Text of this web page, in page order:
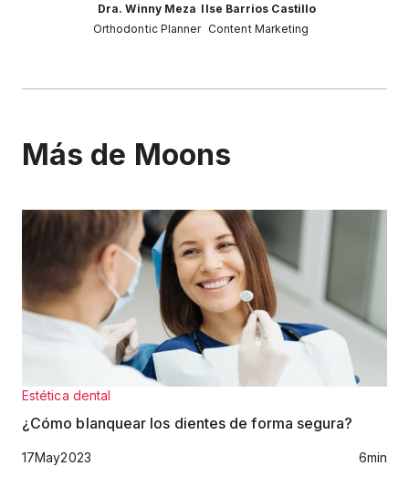
Dra. Winny Meza
Orthodontic Planner
Ilse Barrios Castillo
Content Marketing
Más de Moons
Estética dental
¿Cómo blanquear los dientes de forma segura?
17May2023 6min